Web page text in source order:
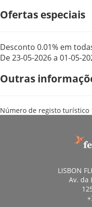
Ofertas especiais
Desconto 0.01% em
De 23-05-2026 a 01-05-
Outras
Número de registo turístico
LISBON
Av. da